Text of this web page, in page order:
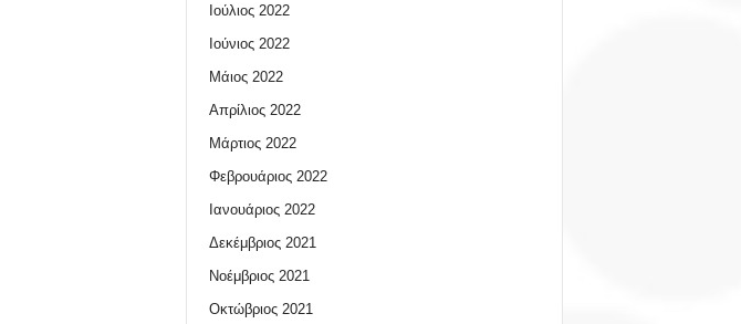
Ιούλιος 2022
Ιούνιος 2022
Μάιος 2022
Απρίλιος 2022
Μάρτιος 2022
Φεβρουάριος 2022
Ιανουάριος 2022
Δεκέμβριος 2021
Νοέμβριος 2021
Οκτώβριος 2021